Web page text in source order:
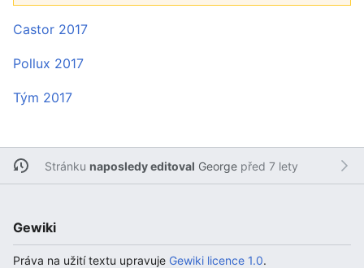
Castor 2017
Pollux 2017
Tým 2017
Stránku naposledy editoval Georgepřed 7 lety
Gewiki
Práva na užití textu upravuje Gewiki licence 1.0.